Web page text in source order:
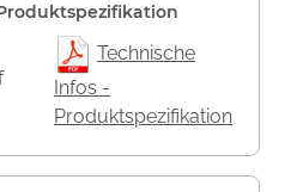
Technische
Infos -
Produktspezifikation